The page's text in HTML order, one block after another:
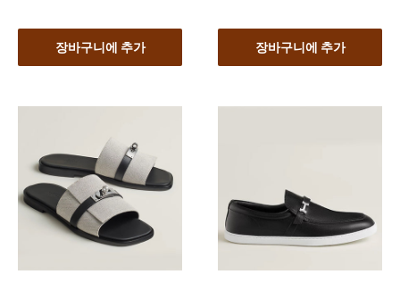
장바구니에 추가 장바구니에 추가